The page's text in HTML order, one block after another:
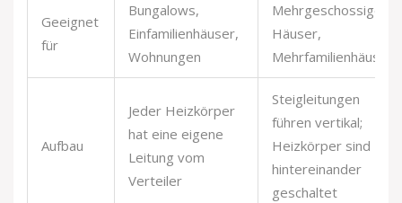
Geeignet
für
Bungalows,
Einfamilienhäuser,
Wohnungen
Mehrgeschossige
Häuser,
Mehrfamilienhäuser
Aufbau
Jeder Heizkörper
hat eine eigene
Leitung vom
Verteiler
Steigleitungen
führen vertikal;
Heizkörper sind
hintereinander
geschaltet